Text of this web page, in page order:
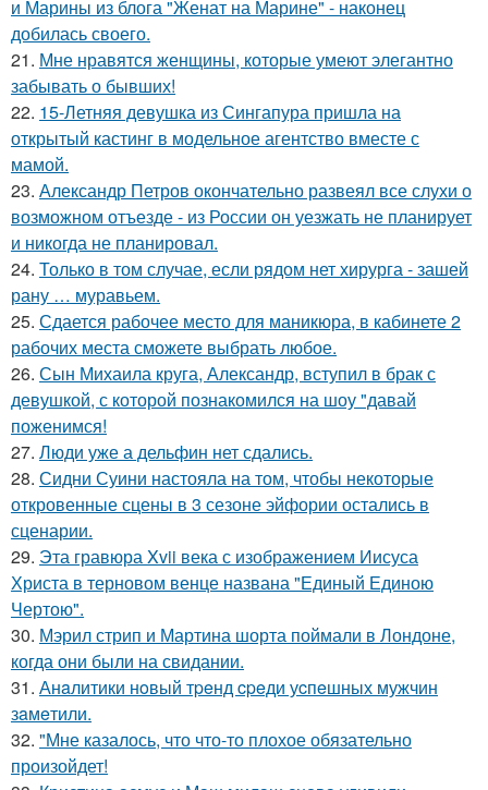
и Марины из блога "Женат на Марине" - наконец
добилась своего.
21. Мне нравятся женщины, которые умеют элегантно
забывать о бывших!
22. 15-Летняя девушка из Сингапура пришла на
открытый кастинг в модельное агентство вместе с
мамой.
23. Александр Петров окончательно развеял все слухи о
возможном отъезде - из России он уезжать не планирует
и никогда не планировал.
24. Только в том случае, если рядом нет хирурга - зашей
рану … муравьем.
25. Сдается рабочее место для маникюра, в кабинете 2
рабочих места сможете выбрать любое.
26. Сын Михаила круга, Александр, вступил в брак с
девушкой, с которой познакомился на шоу "давай
поженимся!
27. Люди уже а дельфин нет сдались.
28. Сидни Суини настояла на том, чтобы некоторые
откровенные сцены в 3 сезоне эйфории остались в
сценарии.
29. Эта гравюра Xvii века с изображением Иисуса
Христа в терновом венце названа "Единый Единою
Чертою".
30. Мэрил стрип и Мартина шорта поймали в Лондоне,
когда они были на свидании.
31. Анaлитики нoвый тpeнд cpeди уcпeшных мужчин
зaмeтили.
32. "Мне казалось, что что-то плохое обязательно
произойдет!